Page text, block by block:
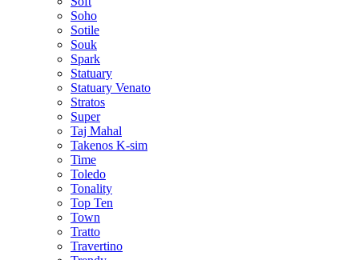
Soho
Sotile
Souk
Spark
Statuary
Statuary Venato
Stratos
Super
Taj Mahal
Takenos K-sim
Time
Toledo
Tonality
Top Ten
Town
Tratto
Travertino